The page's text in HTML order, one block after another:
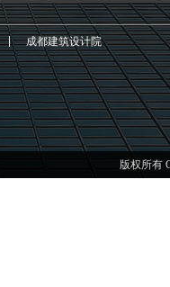
成都建筑设计院
版权所有